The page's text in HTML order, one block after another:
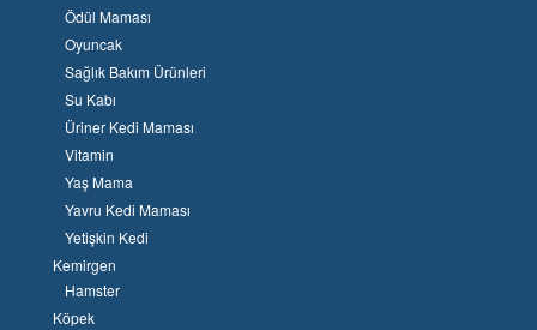
Ödül Maması
Oyuncak
Sağlık Bakım Ürünleri
Su Kabı
Üriner Kedi Maması
Vitamin
Yaş Mama
Yavru Kedi Maması
Yetişkin Kedi
Kemirgen
Hamster
Köpek